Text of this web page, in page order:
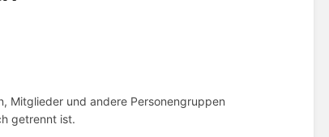
Mitglieder und andere Personengruppen
getrennt ist.